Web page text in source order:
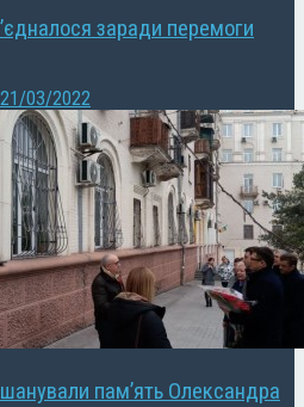
заради перемоги
21/03/2022
пам’ять Олександра